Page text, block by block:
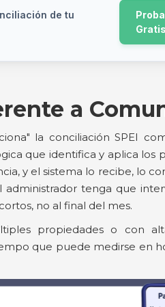
de tu
Gratis
a
la conciliación SPEI
que identifica y aplica los
y el sistema lo recibe, lo
tenga que
no al final del mes.
propiedades o con
que puede medirse en